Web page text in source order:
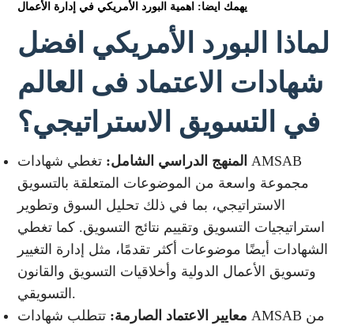
يهمك ايضا: اهمية البورد الأمريكي في إدارة الأعمال
لماذا البورد الأمريكي افضل
شهادات الاعتماد فى العالم
في التسويق الاستراتيجي؟
المنهج الدراسي الشامل: تغطي شهادات AMSAB
مجموعة واسعة من الموضوعات المتعلقة بالتسويق
الاستراتيجي، بما في ذلك تحليل السوق وتطوير
استراتيجيات التسويق وتقييم نتائج التسويق. كما تغطي
الشهادات أيضًا موضوعات أكثر تقدمًا، مثل إدارة التغيير
وتسويق الأعمال الدولية وأخلاقيات التسويق والقانون
التسويقي.
معايير الاعتماد الصارمة: تتطلب شهادات AMSAB من